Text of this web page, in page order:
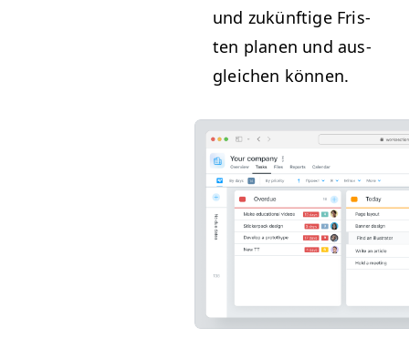
und zukün­ftige Fris­
ten pla­nen und aus­
gle­ichen können.